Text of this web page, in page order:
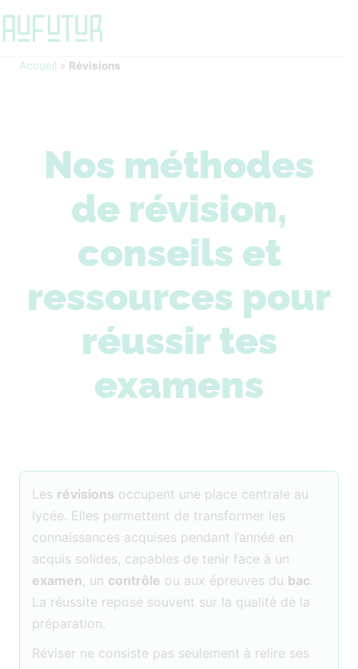
Accueil » Révisions
Nos méthodes
de révision,
conseils et
ressources pour
réussir tes
examens
Les révisions occupent une place centrale au
lycée. Elles permettent de transformer les
connaissances acquises pendant l’année en
acquis solides, capables de tenir face à un
examen, un contrôle ou aux épreuves du bac.
La réussite repose souvent sur la qualité de la
préparation.
Réviser ne consiste pas seulement à relire ses